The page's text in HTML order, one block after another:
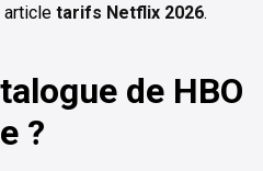
article tarifs Netflix 2026.
de HBO
?